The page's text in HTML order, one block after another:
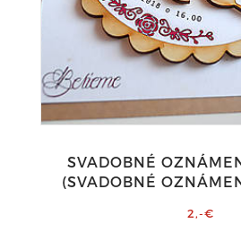
SVADOBNÉ
(SVADOBNÉ
2,-€